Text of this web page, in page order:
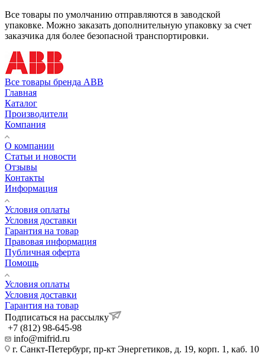
Все товары по умолчанию отправляются в заводской
упаковке. Можно заказать дополнительную упаковку за счет
заказчика для более безопасной транспортировки.
Все товары бренда ABB
Главная
Каталог
Производители
Компания
О компании
Статьи и новости
Отзывы
Контакты
Информация
Условия оплаты
Условия доставки
Гарантия на товар
Правовая информация
Публичная оферта
Помощь
Условия оплаты
Условия доставки
Гарантия на товар
Подписаться на рассылку
+7 (812) 98-645-98
info@mifrid.ru
г. Санкт-Петербург, пр-кт Энергетиков, д. 19, корп. 1, каб. 10